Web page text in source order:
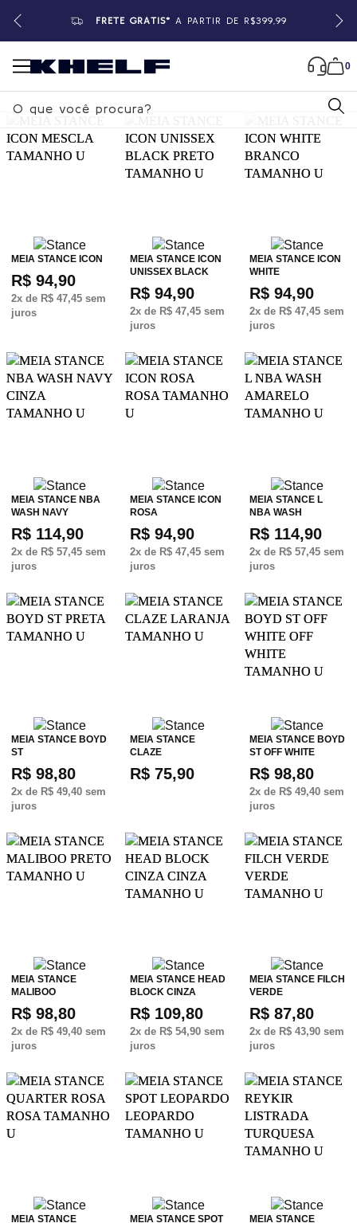
FRETE GRÁTIS* A PARTIR DE R$399,99
0
B
MEIA STANCE ICON
R$ 94,90
2x de R$ 47,45 sem
juros
MEIA STANCE ICON
UNISSEX BLACK
R$ 94,90
2x de R$ 47,45 sem
juros
MEIA STANCE ICON
WHITE
R$ 94,90
2x de R$ 47,45sem
juros
MEIA STANCE NBA
WASH NAVY
R$ 114,90
2x de R$ 57,45 sem
juros
MEIA STANCE ICON
ROSA
R$ 94,90
2x de R$ 47,45 sem
juros
MEIA STANCE L
NBA WASH
R$ 114,90
2x de R$ 57,45sem
juros
MEIA STANCE BOYD
ST
R$ 98,80
2x de R$ 49,40 sem
juros
MEIA STANCE
CLAZE
R$ 75,90
MEIA STANCE BOYD
ST OFF WHITE
R$ 98,80
2x de R$ 49,40sem
juros
MEIA STANCE
MALIBOO
R$ 98,80
2x de R$ 49,40 sem
juros
MEIA STANCE HEAD
BLOCK CINZA
R$ 109,80
2x de R$ 54,90 sem
juros
MEIA STANCE FILCH
VERDE
R$ 87,80
2x de R$ 43,90sem
juros
MEIA STANCE
MEIA STANCE SPOT
MEIA STANCE